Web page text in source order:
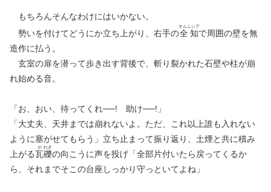
もちろんそんなわけにはいかない。
勢いを付けてどうにか立ち上がり、右手の全知
オムニシア
で周囲の壁を無
造作に払う。
玄室の扉を潜って歩き出す背後で、斬り裂かれた石壁や柱が崩
れ始める音。
「お、おい、待ってくれ──! 助け──!」
「大丈夫、天井までは崩れないよ。ただ、これ以上誰も入れない
ように塞がせてもらう」立ち止まって振り返り、土煙と共に積み
上がる瓦
が
礫
れき
の向こうに声を投げ「全部片付いたら戻ってくるか
ら、それまでそこの台座しっかり守っといてよね」